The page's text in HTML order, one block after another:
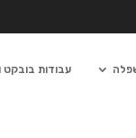
עבודות בובקט